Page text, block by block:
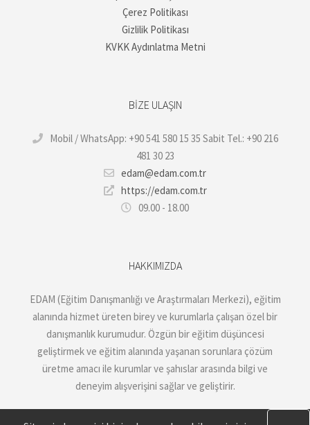
Çerez Politikası
Gizlilik Politikası
KVKK Aydınlatma Metni
BIZE ULAŞIN
Mobil / WhatsApp: +90 541 580 15 35 Sabit Tel.: +90 216
481 30 23
edam@edam.com.tr
https://edam.com.tr
09.00 - 18.00
HAKKIMIZDA
EDAM (Eğitim Danışmanlığı ve Araştırmaları Merkezi), eğitim
alanında hizmet üreten birey ve kurumlarla çalışan özel bir
danışmanlık kurumudur. Özgün bir eğitim düşüncesi
geliştirmek ve eğitim alanında yaşanan sorunlara çözüm
üretme amacı ile kurumlar ve şahıslar arasında bilgi ve
deneyim alışverişini sağlar ve geliştirir.